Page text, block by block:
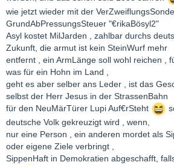
wie jetzt wieder mit der
GrundAbPressungsSteuer "€rikaBösyl2"
Asyl kostet MilJarden , zahlbar durchs
Zukunft, die armut ist kein SteinWurf mehr
entfernt , ein ArmLänge soll wohl reichen ,
was für ein Hohn im Land ,
geht es aber selber ans Leder , ist das
selbst der Herr Jesus in der StrassenBahn
für den NeuMärTürer Lupi Auf€rSteht
deutsche Volk gekreuzigt wird , wenn,
nur eine Person , ein anderen mordet als
oder eigene Ziele verbringt ,
SippenHaft in Demokratien abgeschafft,